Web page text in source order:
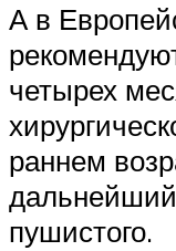
А в
четырех
раннем
пушистого.